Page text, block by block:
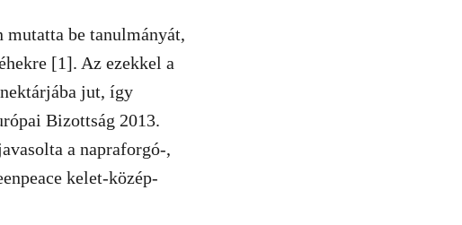
be tanulmányát,
[1]. Az ezekkel a
jut, így
Bizottság 2013.
a napraforgó-,
kelet-közép-